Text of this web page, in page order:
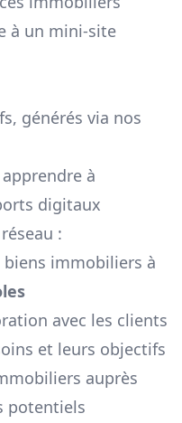
à un mini-site
générés via nos
à
digitaux
:
biens immobiliers à
avec les clients
et leurs objectifs
auprès
potentiels